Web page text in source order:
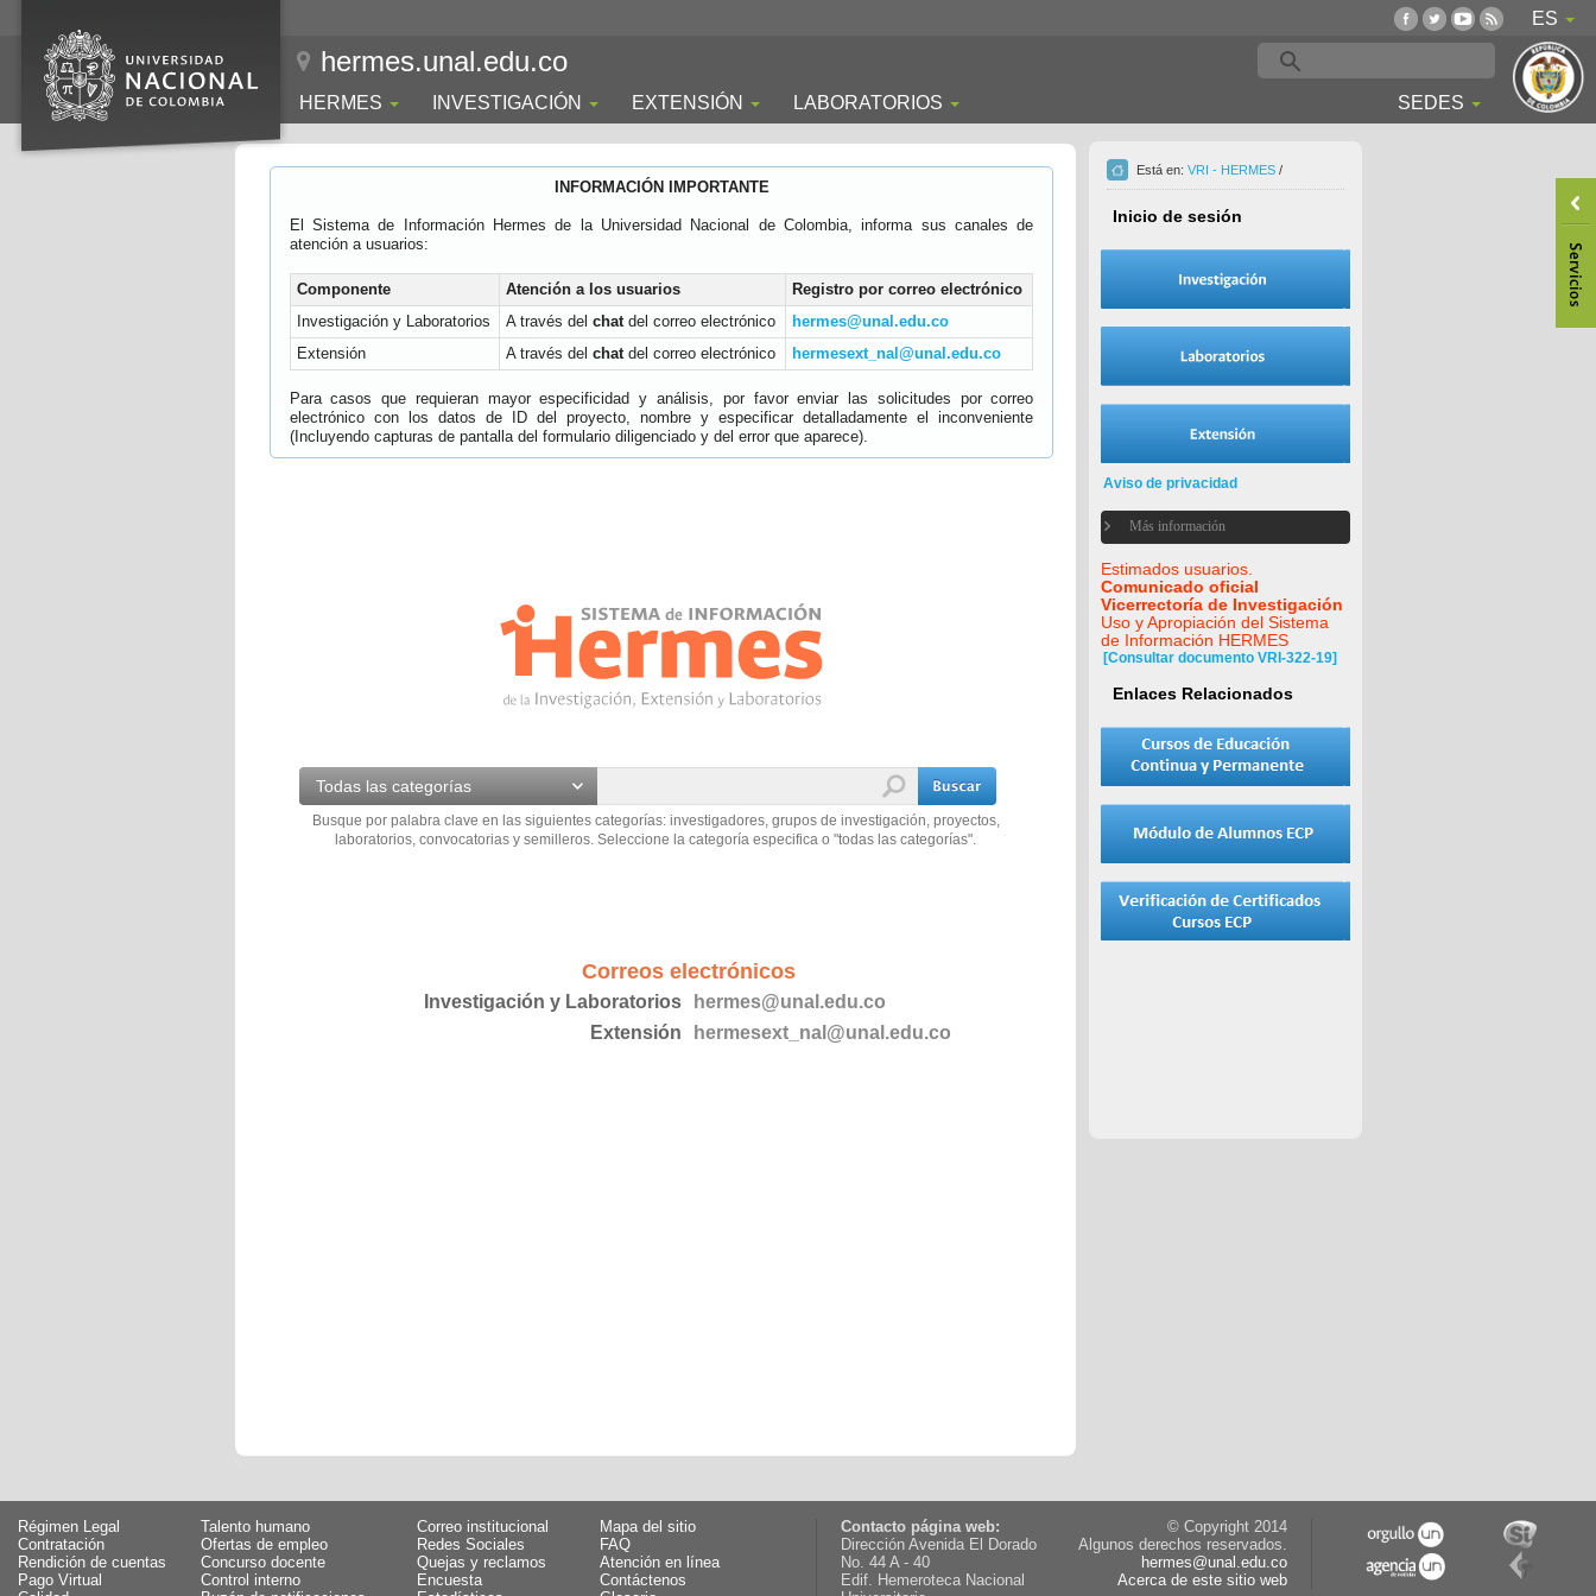
ES
hermes.unal.edu.co
HERMES INVESTIGACIÓN EXTENSIÓN LABORATORIOS SEDES
INFORMACIÓN IMPORTANTE
El Sistema de Información Hermes de la Universidad Nacional de Colombia, informa sus canales de
atención a usuarios:
Componente Atención a los usuarios
Registro por correo electrónico
Investigación y Laboratorios
A través del chatdel correo electrónico
hermes@unal.edu.co
Extensión
A través del chatdel correo electrónico hermesext_nal@unal.edu.co
Para casos que requieran mayor especificidad y análisis, por favor enviar las solicitudes por correo
electrónico con los datos de ID del proyecto, nombre y especificar detalladamente el inconveniente
(Incluyendo capturas de pantalla del formulario diligenciado y del error que aparece).
Todas las categorías
Busque por palabra clave en las siguientes categorías: investigadores, grupos de investigación, proyectos,
laboratorios, convocatorias y semilleros. Seleccione la categoría especifica o "todas las categorías".
Correos electrónicos
Investigación y Laboratorios
hermes@unal.edu.co
Extensión
hermesext_nal@unal.edu.co
Está en: VRI - HERMES /
Inicio de sesión
Aviso de privacidad
Más información
Estimados usuarios.
Comunicado oficial
Vicerrectoría de Investigación
Uso y Apropiación del Sistema
de Información HERMES
[Consultar documento VRI-322-19]
Enlaces Relacionados
Régimen Legal
Talento humano
Contratación
Ofertas de empleo
Rendición de cuentas
Concurso docente
Pago Virtual
Control interno
Correo institucional
Mapa del sitio
Redes Sociales
FAQ
Quejas y reclamos
Atención en línea
Encuesta
Contáctenos
Contacto página web:
Dirección Avenida El Dorado
No. 44 A - 40
Edif. Hemeroteca Nacional
© Copyright 2014
Algunos derechos reservados.
hermes@unal.edu.co
Acerca de este sitio web